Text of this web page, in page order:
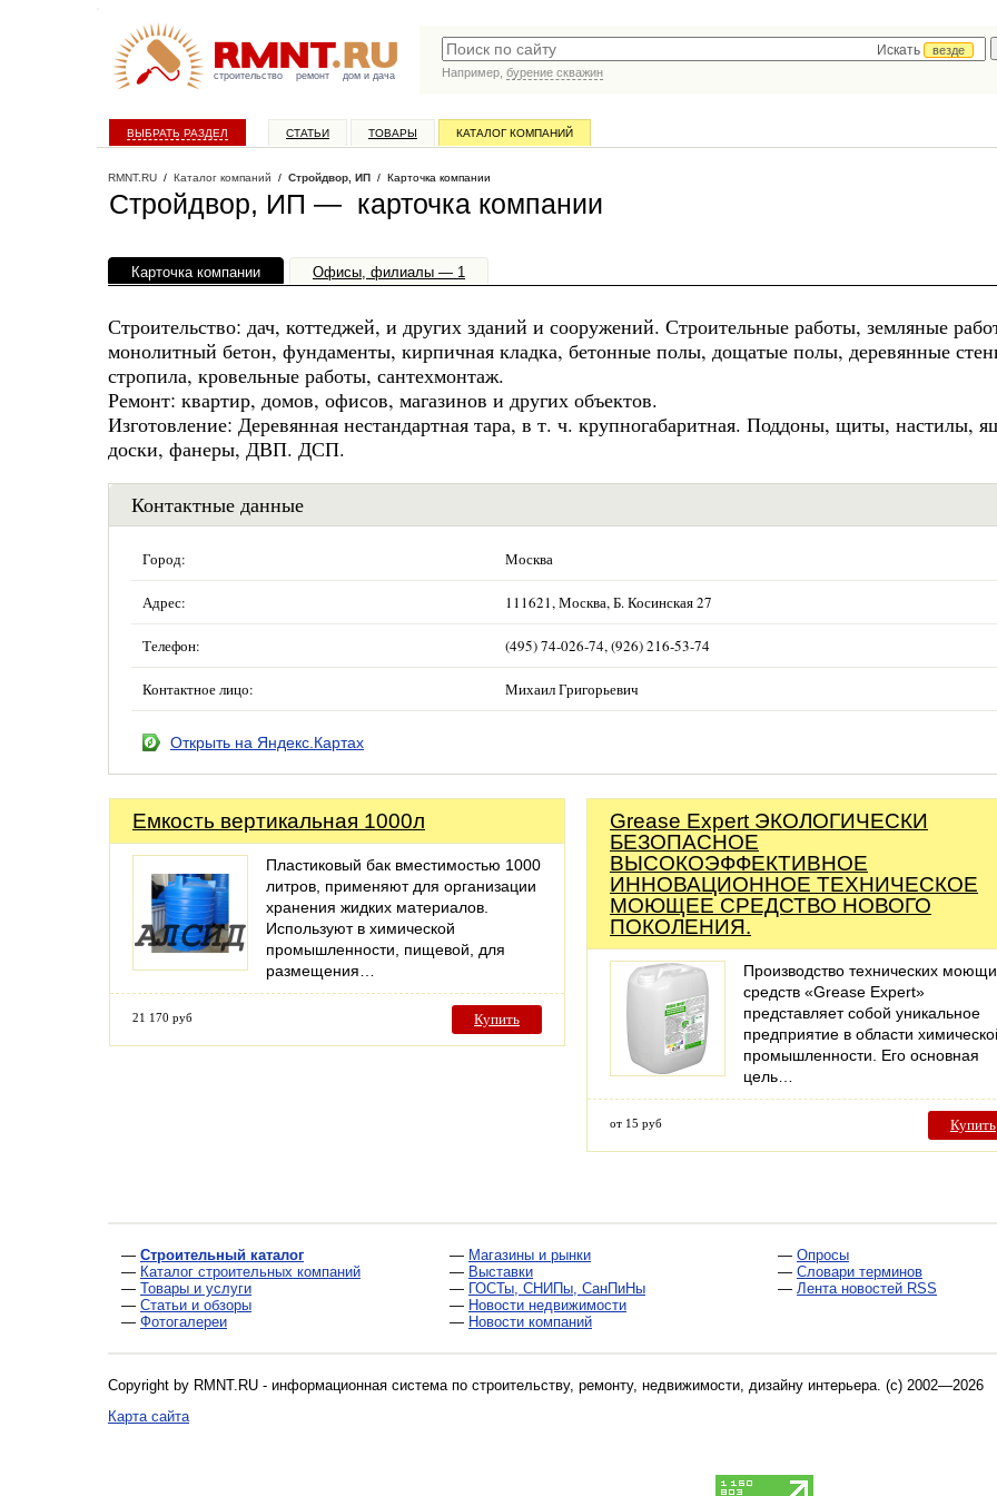
строительство ремонт дом и дача
Искать
везде
Например, бурение скважин
ВЫБРАТЬ РАЗДЕЛ СТАТЬИ ТОВАРЫ КАТАЛОГ КОМПАНИЙ
RMNT.RU / Каталог компаний / Стройдвор, ИП / Карточка компании
Стройдвор, ИП — карточка компании
Карточка компании Офисы, филиалы — 1
Строительство: дач, коттеджей, и других зданий и сооружений. Строительные работы, земляные
монолитный бетон, фундаменты, кирпичная кладка, бетонные полы, дощатые полы, деревянные
стропила, кровельные работы, сантехмонтаж.
Ремонт: квартир, домов, офисов, магазинов и других объектов.
Изготовление: Деревянная нестандартная тара, в т. ч. крупногабаритная. Поддоны, щиты, настилы,
доски, фанеры, ДВП. ДСП.
Контактные данные
Город: Москва
Адрес: 111621, Москва, Б. Косинская 27
Телефон: (495) 74-026-74, (926) 216-53-74
Контактное лицо: Михаил Григорьевич
Открыть на Яндекс.Картах
Емкость вертикальная 1000л
Пластиковый бак вместимостью 1000
литров, применяют для организации
хранения жидких материалов.
Используют в химической
промышленности, пищевой, для
размещения…
21 170 руб Купить
Grease Expert ЭКОЛОГИЧЕСКИ
БЕЗОПАСНОЕ
ВЫСОКОЭФФЕКТИВНОЕ
ИННОВАЦИОННОЕ ТЕХНИЧЕСКОЕ
МОЮЩЕЕ СРЕДСТВО НОВОГО
ПОКОЛЕНИЯ.
Производство технических
средств «Grease Expert»
представляет собой уникальное
предприятие в области
промышленности. Его основная
цель…
от 15 руб Купить
— Строительный каталог
— Каталог строительных компаний
— Товары и услуги
— Статьи и обзоры
— Фотогалереи
— Магазины и рынки
— Выставки
— ГОСТы, СНИПы, СанПиНы
— Новости недвижимости
— Новости компаний
— Опросы
— Словари терминов
— Лента новостей RSS
Copyright by RMNT.RU - информационная система по строительству, ремонту, недвижимости, дизайну интерьера. (c) 2002—2026
Карта сайта